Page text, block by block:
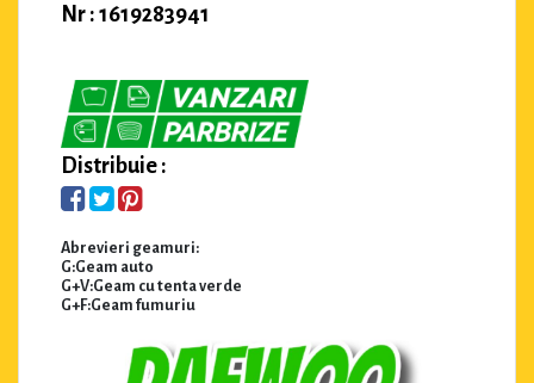
Nr : 1619283941
Distribuie :
Abrevieri geamuri:
G:Geam auto
G+V:Geam cu tenta verde
G+F:Geam fumuriu